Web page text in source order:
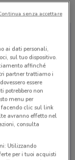
pubblicato
più tardi.
ai dati personali,
sul tuo dispositivo.
affinché
partner trattiamo i
essere
potrebbero non
menu per
facendo clic sul link
avranno effetto nel
consulta
Utilizzando
per i tuoi acquisti
senza accettare